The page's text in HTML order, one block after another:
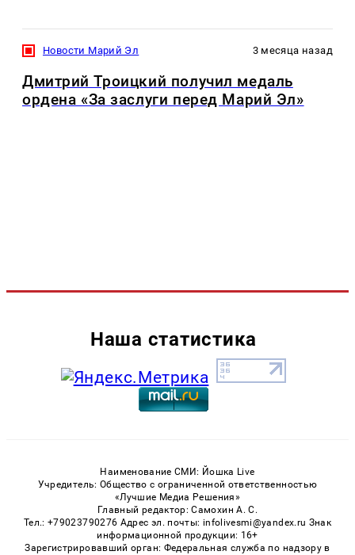
Новости Марий Эл 3 месяца назад
Дмитрий Троицкий получил медаль
ордена «За заслуги перед Марий Эл»
Наша статистика
Наименование СМИ: Йошка Live
Учредитель: Общество с ограниченной ответственностью
«Лучшие Медиа Решения»
Главный редактор: Самохин А. С.
Тел.: +79023790276 Адрес эл. почты: infolivesmi@yandex.ru Знак
информационной продукции: 16+
Зарегистрировавший орган: Федеральная служба по надзору в